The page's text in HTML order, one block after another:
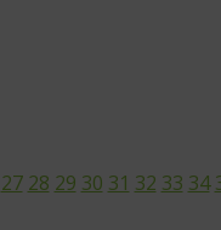
27 28 29 30 31 32 33 34